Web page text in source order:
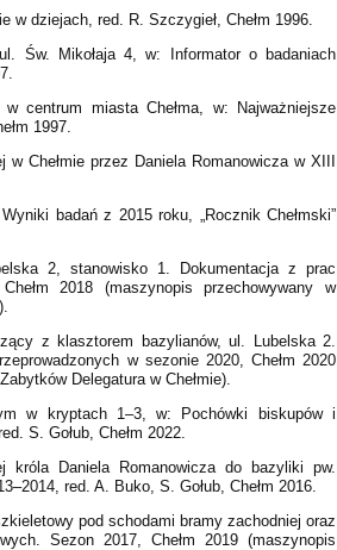
dziejach, red. R. Szczygieł, Chełm 1996.
Św. Mikołaja 4, w: Informator o badaniach
centrum miasta Chełma, w: Najważniejsze
1997.
Chełmie przez Daniela Romanowicza w XIII
badań z 2015 roku, „Rocznik Chełmski”
2, stanowisko 1. Dokumentacja z prac
2018 (maszynopis przechowywany w
z klasztorem bazylianów, ul. Lubelska 2.
w sezonie 2020, Chełm 2020
Delegatura w Chełmie).
w kryptach 1–3, w: Pochówki biskupów i
S. Gołub, Chełm 2022.
króla Daniela Romanowicza do bazyliki pw.
red. A. Buko, S. Gołub, Chełm 2016.
pod schodami bramy zachodniej oraz
Sezon 2017, Chełm 2019 (maszynopis